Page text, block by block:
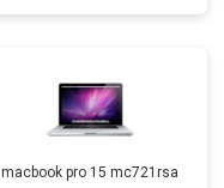
macbook pro 15 mc721rsa